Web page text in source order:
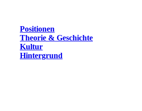
Positionen
Theorie & Geschichte
Kultur
Hintergrund